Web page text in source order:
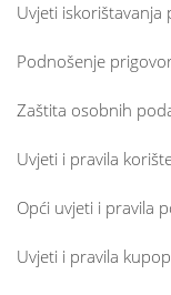
Uvjeti iskorištavanja
Podnošenje
Zaštita osobnih
Uvjeti i pravila
Opći uvjeti i pravila
Uvjeti i pravila